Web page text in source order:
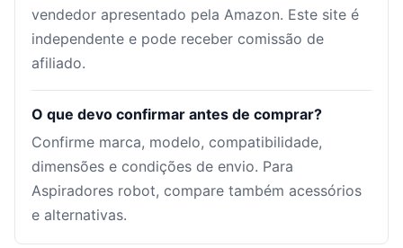
vendedor apresentado pela Amazon. Este site é
independente e pode receber comissão de
afiliado.
O que devo confirmar antes de comprar?
Confirme marca, modelo, compatibilidade,
dimensões e condições de envio. Para
Aspiradores robot, compare também acessórios
e alternativas.